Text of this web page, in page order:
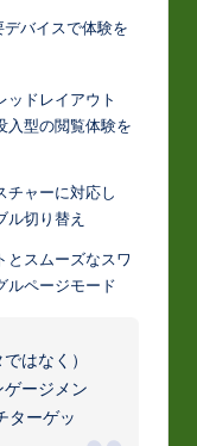
バイスで体験を
ッドレイアウト
入型の閲覧体験を
チャーに対応し
ル切り替え
とスムーズなスワ
ルページモード
はなく）
ージメン
ターゲッ